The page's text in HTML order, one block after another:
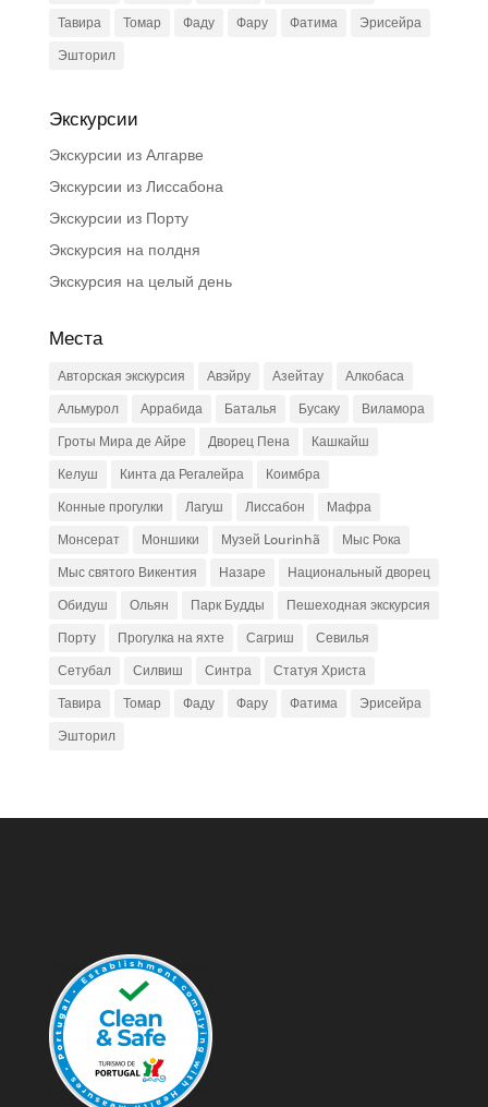
Тавира
Томар Фаду Фару Фатима
Эрисейра
Эшторил
Экскурсии
Экскурсии из Алгарве
Экскурсии из Лиссабона
Экскурсии из Порту
Экскурсия на полдня
Экскурсия на целый день
Места
Авторская экскурсия Авэйру Азейтау
Алкобаса
Альмурол
Аррабида Баталья Бусаку
Виламора
Гроты Мира де Айре
Дворец Пена
Кашкайш
Келуш
Кинта да Регалейра
Коимбра
Конные прогулки
Лагуш Лиссабон
Мафра
Монсерат
Моншики Музей Lourinhã
Мыс Рока
Мыс святого Викентия
Назаре
Национальный дворец
Обидуш
Ольян Парк Будды
Пешеходная экскурсия
Порту
Прогулка на яхте Сагриш
Севилья
Сетубал
Силвиш Синтра
Статуя Христа
Тавира
Томар Фаду Фару Фатима
Эрисейра
Эшторил